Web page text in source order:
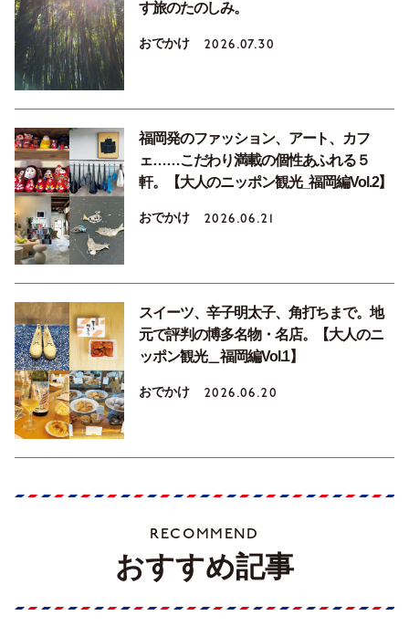
す旅のたのしみ。
おでかけ 2026.07.30
福岡発のファッション、アート、カフ
ェ……こだわり満載の個性あふれる５
軒。【大人のニッポン観光_福岡編Vol.2】
おでかけ 2026.06.21
スイーツ、辛子明太子、角打ちまで。地
元で評判の博多名物・名店。【大人のニ
ッポン観光＿福岡編Vol.1】
おでかけ 2026.06.20
RECOMMEND
おすすめ記事